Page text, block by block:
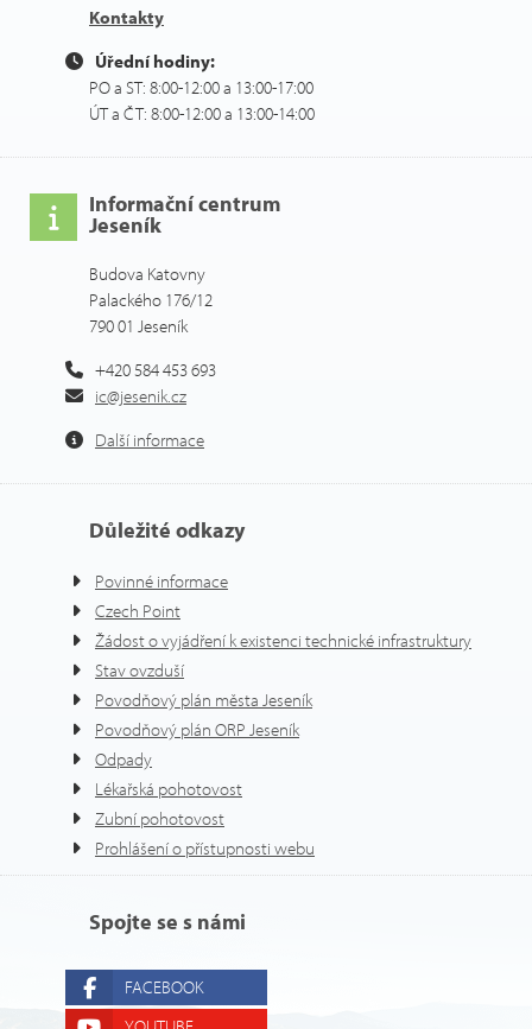
Kontakty
Úřední hodiny:
PO a ST: 8:00-12:00 a 13:00-17:00
ÚT a ČT: 8:00-12:00 a 13:00-14:00
Informační centrum
Jeseník
Budova Katovny
Palackého 176/12
790 01 Jeseník
+420 584 453 693
ic@jesenik.cz
Další informace
Důležité odkazy
Povinné informace
Czech Point
Žádost o vyjádření k existenci technické infrastruktury
Stav ovzduší
Povodňový plán města Jeseník
Povodňový plán ORP Jeseník
Odpady
Lékařská pohotovost
Zubní pohotovost
Prohlášení o přístupnosti webu
Spojte se s námi
FACEBOOK